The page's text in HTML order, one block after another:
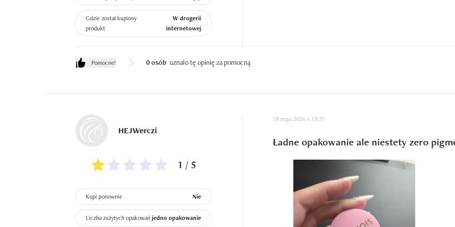
Gdzie został kupiony
produkt
W drogerii
internetowej
Pomocne! 0 osób uznało tę opinię za pomocną
HEJWerczi
1 / 5
Kupi ponownie Nie
Liczba zużytych opakowań jedno opakowanie
18 maja 2026 o 13:31
Ładne opakowanie ale niestety zero